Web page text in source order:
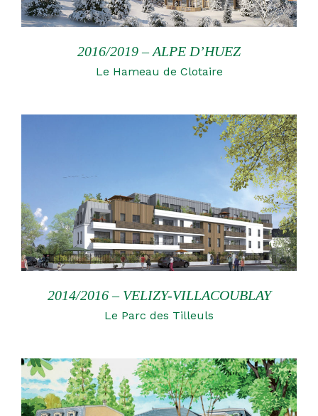
2016/2019 – ALPE D’HUEZ
Le Hameau de Clotaire
2014/2016 – VELIZY-VILLACOUBLAY
Le Parc des Tilleuls